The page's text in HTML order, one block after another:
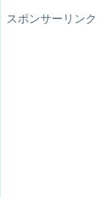
スポンサーリンク